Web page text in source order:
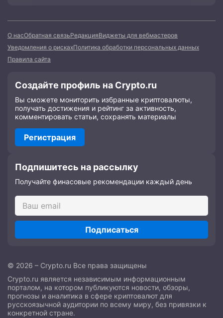
О насОбратная связьРедакцияВиджеты для вебмастеров
Уведомления о рискахПолитика обработки персональных данных
Правила сайта
Создайте профиль на Crypto.ru
Вы сможете мониторить избранные криптовалюты,
получать достижения и рейтинг за активность,
комментировать статьи, сохранять материалы
Регистрация
Подпишитесь на рассылку
Получайте финасовые рекомендации каждый день
Подписаться
© 2026 – Crypto.ru Все права защищены
Crypto.ru является независимым информационным
порталом, на котором публикуются новости, обзоры,
прогнозы и аналитика в сфере криптовалют для
русскоязычной аудитории по всему миру, без привязки к
конкретной стране.